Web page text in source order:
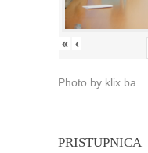
« ‹
Photo by klix.ba
PRISTUPNICA